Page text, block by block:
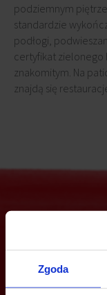
Zgoda
podziemnym
standardzie
podłogi,
certyfikat zielonego
znakomitym. Na
znajdą się
Jesteś